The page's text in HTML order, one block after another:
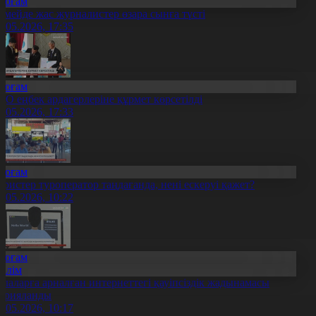
жас журналистер өзара сынға түсті
17:35
еңбек ардагерлеріне құрмет көрсетілді
17:33
туроператор таңдағанда, нені ескеруі қажет?
10:22
арналған интернеттегі қауіпсіздік жадынамасы
10:17